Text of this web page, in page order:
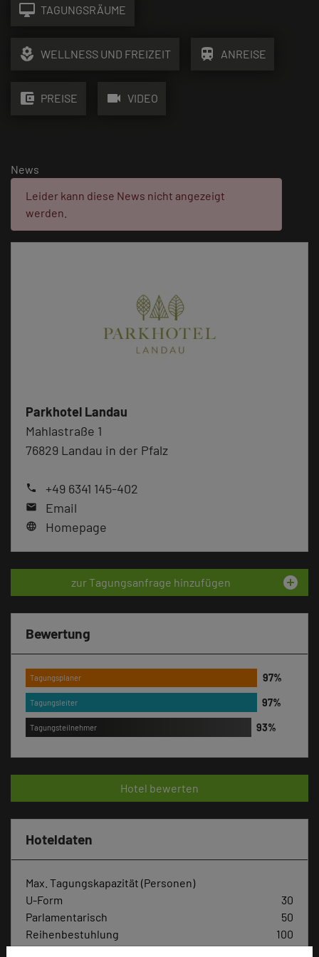
desktop_mac TAGUNGSRÄUME
local_florist WELLNESS UND FREIZEIT train ANREISE
account_balance_wallet PREISE videocam VIDEO
News
Fehler:
Leider kann diese News nicht angezeigt
werden.
Parkhotel Landau
Mahlastraße 1
76829 Landau in der Pfalz
phone +49 6341 145-402
mail Email
language Homepage
zur Tagungsanfrage hinzufügen add_circle
Bewertung
Tagungsplaner
Tagungsleiter
Tagungsteilnehmer
Hotel bewerten
Hoteldaten
Max. Tagungskapazität (Personen)
U-Form
30
Parlamentarisch
50
Reihenbestuhlung
100